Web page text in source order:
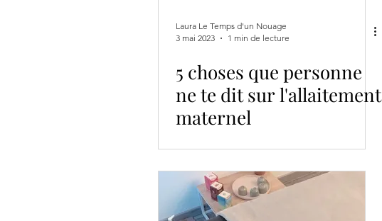
Laura Le Temps d'un Nouage
3 mai 2023
1 min de lecture
5 choses que personne
ne te dit sur l'allaitement
maternel